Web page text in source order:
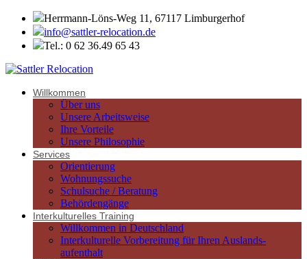
Herrmann-Löns-Weg 11, 67117 Limburgerhof
info@sattler-relocation.de
Tel.: 0 62 36.49 65 43
Willkommen
Über uns
Unsere Arbeitsweise
Ihre Vorteile
Unsere Philosophie
Services
Orientierung
Wohnungssuche
Schulsuche / Beratung
Behördengänge
Interkulturelles Training
Willkommen in Deutschland
Interkulturelle Vorbereitung für Ihren Auslands-
aufenthalt